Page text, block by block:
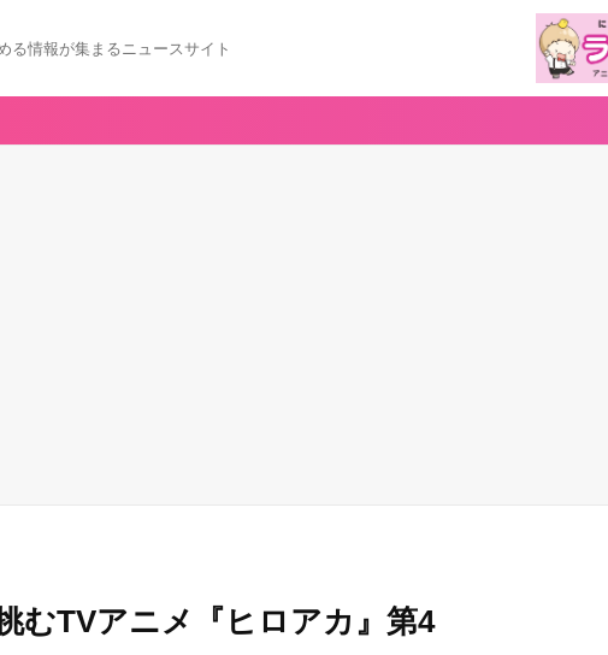
る情報が集まるニュースサイト
むTVアニメ『ヒロアカ』第4